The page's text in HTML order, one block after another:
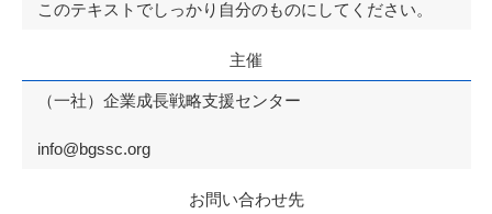
このテキストでしっかり自分のものにしてください。
主催
（一社）企業成長戦略支援センター
info@bgssc.org
お問い合わせ先